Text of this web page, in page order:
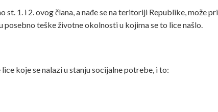
st. 1. i 2. ovog člana, a nađe se na teritoriji Republike,
posebno teške životne okolnosti u kojima se to lice našlo.
koje se nalazi u stanju socijalne potrebe, i to: